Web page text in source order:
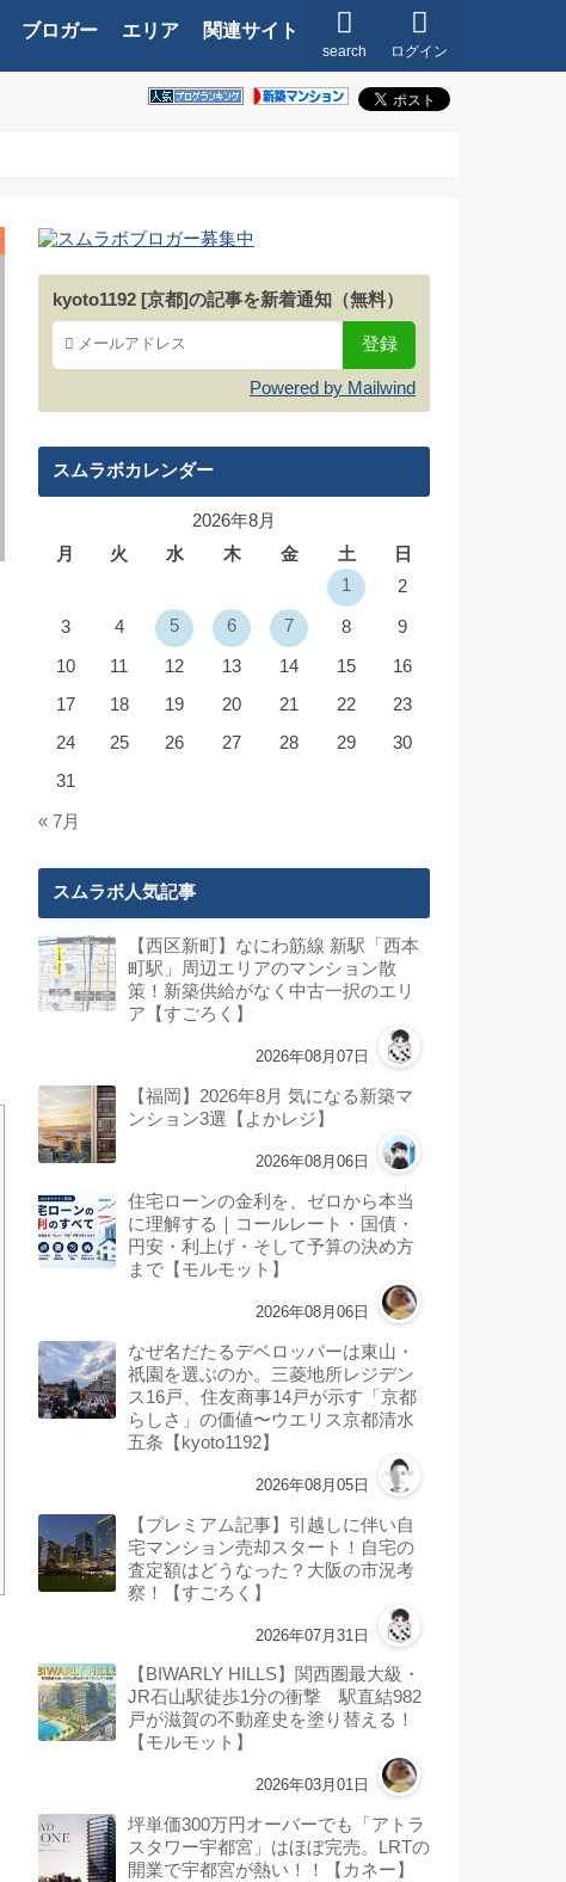
ログイン
search
ブロガー エリア 関連サイト
kyoto1192 [京都]の記事を新着通知（無料）
Powered by Mailwind
スムラボカレンダー
2026年8月
月
火 水 木 金 土
日
1
2
3 4 5 6 7 8 9
10 11 12 13 14 15
16
17
18 19 20 21 22
23
24
25 26 27 28 29
30
31
« 7月
スムラボ人気記事
【西区新町】なにわ筋線 新駅「西本
町駅」周辺エリアのマンション散
策！新築供給がなく中古一択のエリ
ア【すごろく】
2026年08月07日
【福岡】2026年8月 気になる新築マ
ンション3選【よかレジ】
2026年08月06日
住宅ローンの金利を、ゼロから本当
に理解する｜コールレート・国債・
円安・利上げ・そして予算の決め方
まで【モルモット】
2026年08月06日
なぜ名だたるデベロッパーは東山・
祇園を選ぶのか。三菱地所レジデン
ス16戸、住友商事14戸が示す「京都
らしさ」の価値〜ウエリス京都清水
五条【kyoto1192】
2026年08月05日
【プレミアム記事】引越しに伴い自
宅マンション売却スタート！自宅の
査定額はどうなった？大阪の市況考
察！【すごろく】
2026年07月31日
【BIWARLY HILLS】関西圏最大級・
JR石山駅徒歩1分の衝撃 駅直結982
戸が滋賀の不動産史を塗り替える！
【モルモット】
2026年03月01日
坪単価300万円オーバーでも「アトラ
スタワー宇都宮」はほぼ完売。LRTの
開業で宇都宮が熱い！！【カネー】